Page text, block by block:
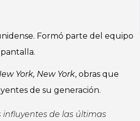
Formó parte del equipo
York, New York, obras que
de su generación.
de las últimas